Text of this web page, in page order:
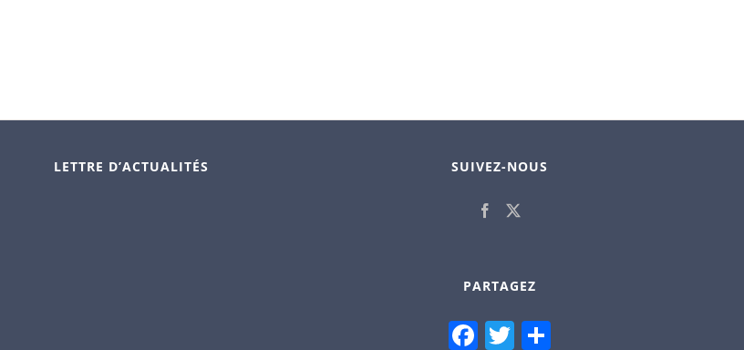
LETTRE D’ACTUALITÉS SUIVEZ-NOUS
PARTAGEZ
Facebook
TwitterPartager